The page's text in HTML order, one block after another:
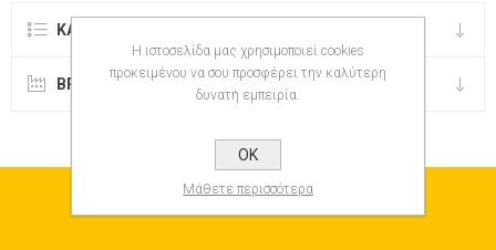
ΚΑΤΗΓΟΡΊΕΣ
BRANDS
Η ιστοσελίδα μας χρησιμοποιεί cookies
προκειμένου να σου προσφέρει την καλύτερη
δυνατή εμπειρία.
OK
Μάθετε περισσότερα